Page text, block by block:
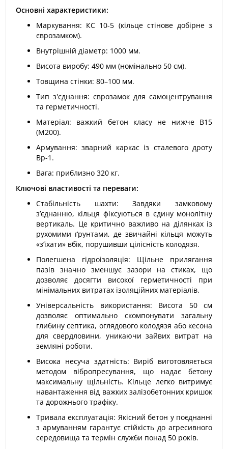
Основні характеристики:
Маркування: КС 10-5 (кільце стінове добірне з
єврозамком).
Внутрішній діаметр: 1000 мм.
Висота виробу: 490 мм (номінально 50 см).
Товщина стінки: 80–100 мм.
Тип з'єднання: єврозамок для самоцентрування
та герметичності.
Матеріал: важкий бетон класу не нижче В15
(М200).
Армування: зварний каркас із сталевого дроту
Вр-1.
Вага: приблизно 320 кг.
Ключові властивості та переваги:
Стабільність шахти: Завдяки замковому
з’єднанню, кільця фіксуються в єдину монолітну
вертикаль. Це критично важливо на ділянках із
рухомими ґрунтами, де звичайні кільця можуть
«з’їхати» вбік, порушивши цілісність колодязя.
Полегшена гідроізоляція: Щільне прилягання
пазів значно зменшує зазори на стиках, що
дозволяє досягти високої герметичності при
мінімальних витратах ізоляційних матеріалів.
Універсальність використання: Висота 50 см
дозволяє оптимально скомпонувати загальну
глибину септика, оглядового колодязя або кесона
для свердловини, уникаючи зайвих витрат на
земляні роботи.
Висока несуча здатність: Виріб виготовляється
методом вібропресування, що надає бетону
максимальну щільність. Кільце легко витримує
навантаження від важких залізобетонних кришок
та дорожнього трафіку.
Тривала експлуатація: Якісний бетон у поєднанні
з армуванням гарантує стійкість до агресивного
середовища та термін служби понад 50 років.